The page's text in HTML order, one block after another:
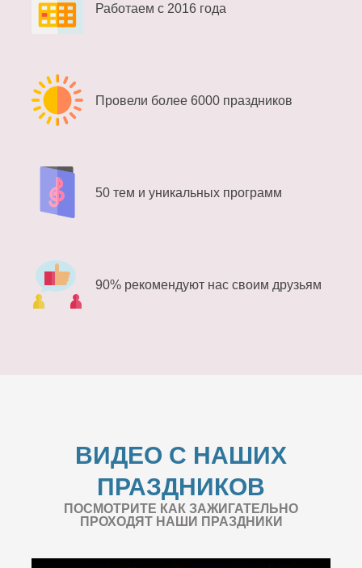
Работаем с 2016 года
Провели более 6000 праздников
50 тем и уникальных программ
90% рекомендуют нас своим друзьям
ВИДЕО С НАШИХ
ПРАЗДНИКОВ
ПОСМОТРИТЕ КАК ЗАЖИГАТЕЛЬНО
ПРОХОДЯТ НАШИ ПРАЗДНИКИ